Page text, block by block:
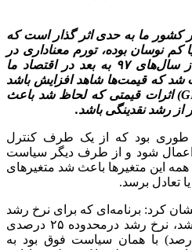
کشور ما به حدی اثر گذار است که
نوسان بوده، تورم معناداری در
کشور ایجاد نشده است. اما از سال‌های ۹۷ به بعد در اقتصاد ما
شد که قیمت‌ها شاهد افزایش باشد
و در تولید ناخالص داخلی (GDP) اثرات قیمتی که لحاظ شد باعث
طوری بود که از یک طرف کنترل
اعمال شود و از طرف دیگر سیاست
این متغیرها باعث شد متغیرهای
تعادل برسد.
کرد: برنامه‌ای که برای نرخ رشد
نقدینگی در سال ۱۴۰۳ اعلام شد، نرخ رشد درمحدوده ۲۵ درصدی
با همان سیاست فوق بود به